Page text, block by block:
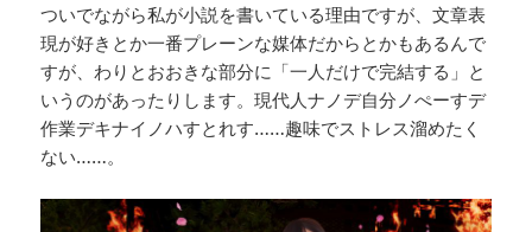
ついでながら私が小説を書いている理由ですが、文章表
現が好きとか一番プレーンな媒体だからとかもあるんで
すが、わりとおおきな部分に「一人だけで完結する」と
いうのがあったりします。現代人ナノデ自分ノぺーすデ
作業デキナイノハすとれす……趣味でストレス溜めたく
ない……。